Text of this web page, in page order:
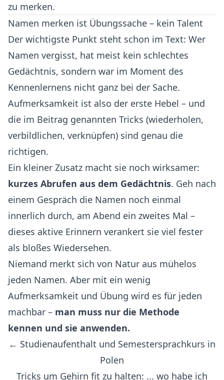
zu merken.
Namen merken ist Übungssache – kein Talent
Der wichtigste Punkt steht schon im Text: Wer
Namen vergisst, hat meist kein schlechtes
Gedächtnis, sondern war im Moment des
Kennenlernens nicht ganz bei der Sache.
Aufmerksamkeit ist also der erste Hebel – und
die im Beitrag genannten Tricks (wiederholen,
verbildlichen, verknüpfen) sind genau die
richtigen.
Ein kleiner Zusatz macht sie noch wirksamer:
kurzes Abrufen aus dem Gedächtnis. Geh nach
einem Gespräch die Namen noch einmal
innerlich durch, am Abend ein zweites Mal –
dieses aktive Erinnern verankert sie viel fester
als bloßes Wiedersehen.
Niemand merkt sich von Natur aus mühelos
jeden Namen. Aber mit ein wenig
Aufmerksamkeit und Übung wird es für jeden
machbar – man muss nur die Methode
kennen und sie anwenden.
← Studienaufenthalt und Semestersprachkurs in
Polen
Tricks um Gehirn fit zu halten: ... wo habe ich